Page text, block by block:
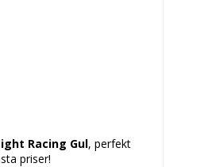
Racing Gul, perfekt
priser!